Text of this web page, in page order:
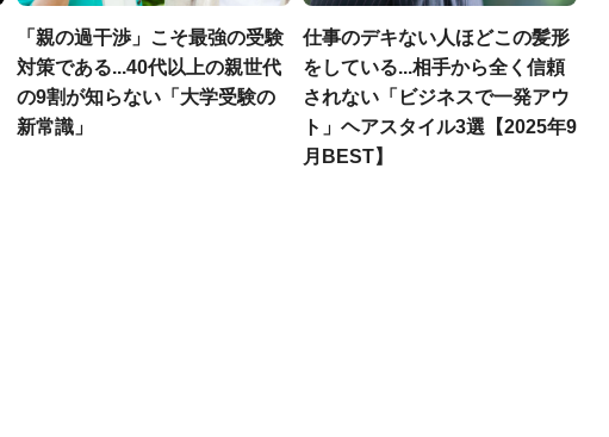
「親の過干渉」こそ最強の受験
対策である...40代以上の親世代
の9割が知らない「大学受験の
新常識」
仕事のデキない人ほどこの髪形
をしている...相手から全く信頼
されない「ビジネスで一発アウ
ト」ヘアスタイル3選【2025年9
月BEST】